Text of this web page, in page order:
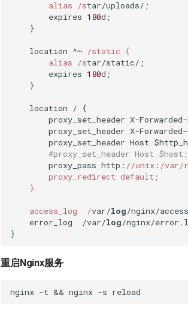
        alias /s
tar/uploads/;
        expires
180d;
    }
    location ^~
/static {
        alias /s
tar/static/;
        expires
180d;
    }
    location / {
proxy_set_header X-
proxy_set_header X-
proxy_set_header Host
#proxy_set_header Host $host;
        proxy_pass http:
//unix : /var/
        proxy_redirect default;
    }
    access_log  /
var/log/nginx/
    error_log  /var/
log/nginx/
重启Nginx服务